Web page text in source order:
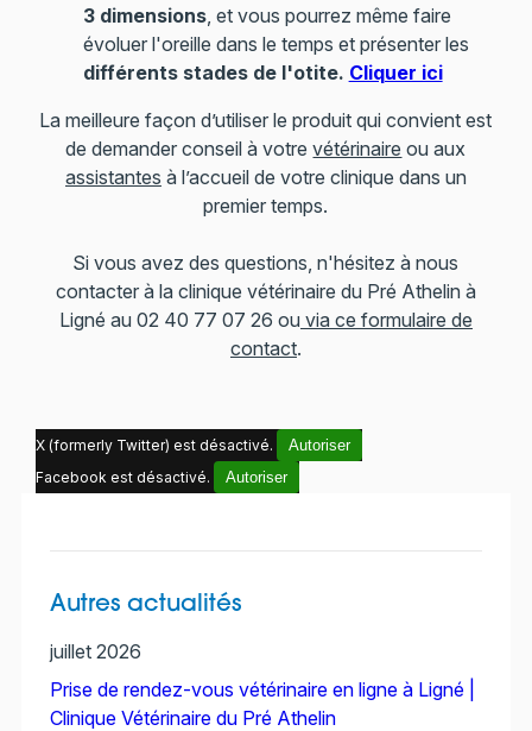
3 dimensions, et vous pourrez même faire
évoluer l'oreille dans le temps et présenter les
différents stades de l'otite. Cliquer ici
La meilleure façon d’utiliser le produit qui convient est
de demander conseil à votrevétérinaire ou aux
assistantes à l’accueil de votre clinique dans un
premier temps.
Si vous avez des questions, n'hésitez à nous
contacter à la clinique vétérinaire du Pré Athelin à
Ligné au 02 40 77 07 26 ou via ce formulaire de
contact.
X (formerly Twitter) est désactivé.
Autoriser
Facebook est désactivé.
Autoriser
Autres actualités
juillet 2026
Prise de rendez-vous vétérinaire en ligne à Ligné |
Clinique Vétérinaire du Pré Athelin